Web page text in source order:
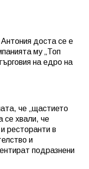
доста се е
му „Топ
на едро на
че „щастието
се хвали, че
ресторанти в
и
подразнени